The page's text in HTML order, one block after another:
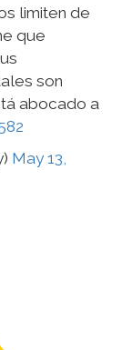
limiten de
que
son
abocado a
May 13,